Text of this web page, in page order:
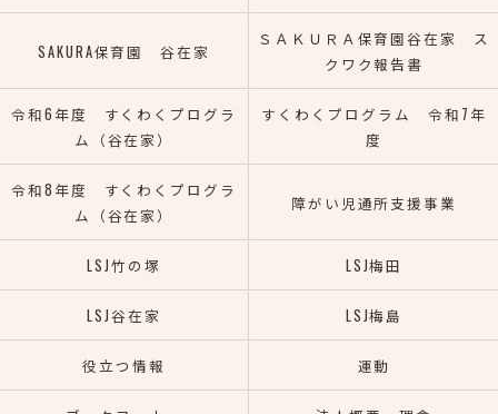
SAKURA保育園 谷在家
ＳＡＫＵＲＡ保育園谷在家 ス
クワク報告書
令和6年度 すくわくプログラ
ム（谷在家）
すくわくプログラム 令和7年
度
令和8年度 すくわくプログラ
ム（谷在家）
障がい児通所支援事業
LSJ竹の塚 LSJ梅田
LSJ谷在家 LSJ梅島
役立つ情報 運動